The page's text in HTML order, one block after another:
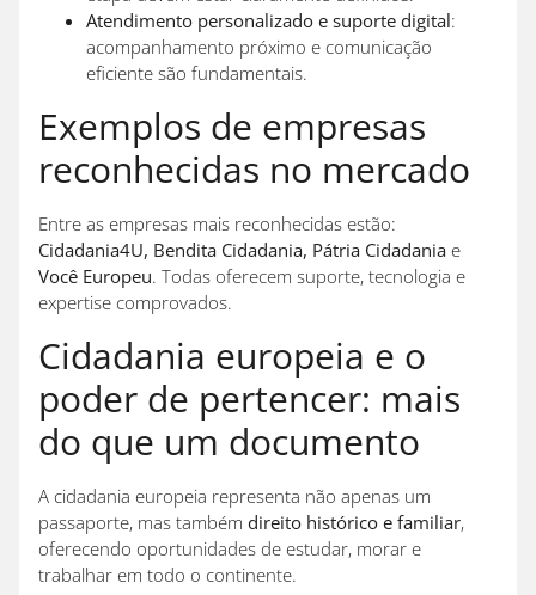
Atendimento personalizado e suporte digital:
acompanhamento próximo e comunicação
eficiente são fundamentais.
Exemplos de empresas
reconhecidas no mercado
Entre as empresas mais reconhecidas estão:
Cidadania4U, Bendita Cidadania, Pátria Cidadania e
Você Europeu. Todas oferecem suporte, tecnologia e
expertise comprovados.
Cidadania europeia e o
poder de pertencer: mais
do que um documento
A cidadania europeia representa não apenas um
passaporte, mas também direito histórico e familiar,
oferecendo oportunidades de estudar, morar e
trabalhar em todo o continente.